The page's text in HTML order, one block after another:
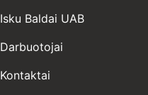
Isku Baldai UAB
Darbuotojai
Kontaktai